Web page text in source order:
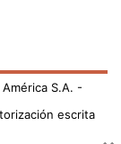
S.A. -
escrita